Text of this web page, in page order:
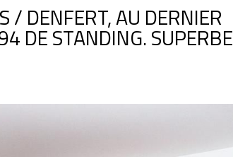
/ DENFERT, AU DERNIER
DE STANDING. SUPERBE